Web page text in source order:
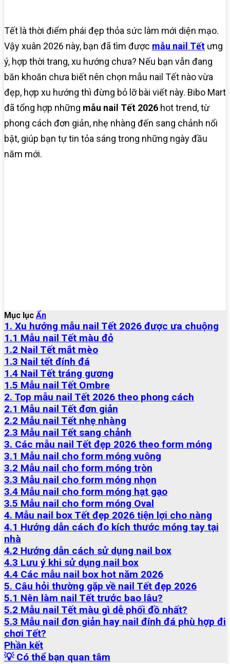
Tết là thời điểm phái đẹp thỏa sức làm mới diện mạo.
Vậy xuân 2026 này, bạn đã tìm được mẫu nail Tết ưng
ý, hợp thời trang, xu hướng chưa? Nếu bạn vẫn đang
băn khoăn chưa biết nên chọn mẫu nail Tết nào vừa
đẹp, hợp xu hướng thì đừng bỏ lỡ bài viết này. Bibo Mart
đã tổng hợp những mẫu nail Tết 2026 hot trend, từ
phong cách đơn giản, nhẹ nhàng đến sang chảnh nổi
bật, giúp bạn tự tin tỏa sáng trong những ngày đầu
năm mới.
Mục lục Ẩn
1. Xu hướng mẫu nail Tết 2026 được ưa chuộng
1.1 Mẫu nail Tết màu đỏ
1.2 Nail Tết mắt mèo
1.3 Nail tết đính đá
1.4 Nail Tết tráng gương
1.5 Mẫu nail Tết Ombre
2. Top mẫu nail Tết 2026 theo phong cách
2.1 Mẫu nail Tết đơn giản
2.2 Mẫu nail Tết nhẹ nhàng
2.3 Mẫu nail Tết sang chảnh
3. Các mẫu nail Tết đẹp 2026 theo form móng
3.1 Mẫu nail cho form móng vuông
3.2 Mẫu nail cho form móng tròn
3.3 Mẫu nail cho form móng nhọn
3.4 Mẫu nail cho form móng hạt gạo
3.5 Mẫu nail cho form móng Oval
4. Mẫu nail box Tết đẹp 2026 tiện lợi cho nàng
4.1 Hướng dẫn cách đo kích thước móng tay tại
nhà
4.2 Hướng dẫn cách sử dụng nail box
4.3 Lưu ý khi sử dụng nail box
4.4 Các mẫu nail box hot năm 2026
5. Câu hỏi thường gặp về nail Tết đẹp 2026
5.1 Nên làm nail Tết trước bao lâu?
5.2 Mẫu nail Tết màu gì dễ phối đồ nhất?
5.3 Mẫu nail đơn giản hay nail đính đá phù hợp đi
chơi Tết?
Phần kết
💡 Có thể bạn quan tâm